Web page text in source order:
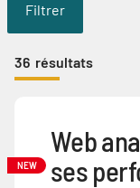
Filtrer
36 résultats
NEW
Web
ses